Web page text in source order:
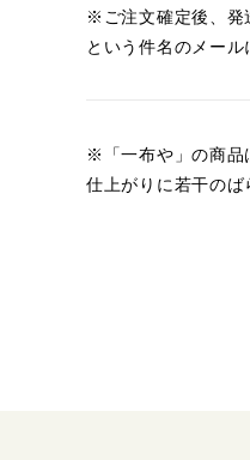
※ご注文確定後、発
という件名のメー
※「一布や」の商品
仕上がりに若干のば